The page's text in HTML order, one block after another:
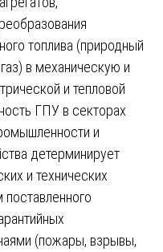
топлива (природный
в механическую и
и тепловой
ГПУ в секторах
и
детерминирует
и технических
(пожары, взрывы,